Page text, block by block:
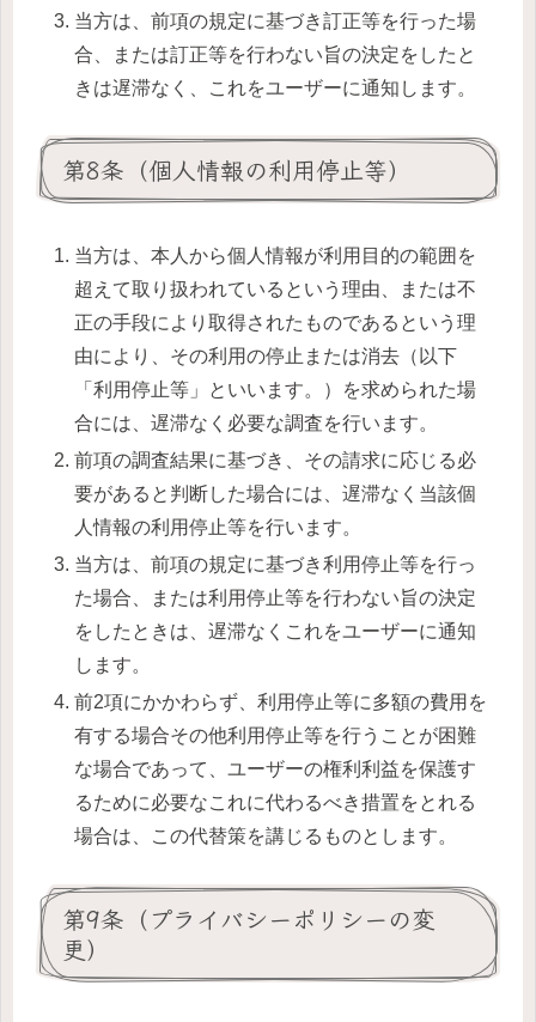
当方は、前項の規定に基づき訂正等を行った場
合、または訂正等を行わない旨の決定をしたと
きは遅滞なく、これをユーザーに通知します。
第8条（個人情報の利用停止等）
当方は、本人から個人情報が利用目的の範囲を
超えて取り扱われているという理由、または不
正の手段により取得されたものであるという理
由により、その利用の停止または消去（以下
「利用停止等」といいます。）を求められた場
合には、遅滞なく必要な調査を行います。
前項の調査結果に基づき、その請求に応じる必
要があると判断した場合には、遅滞なく当該個
人情報の利用停止等を行います。
当方は、前項の規定に基づき利用停止等を行っ
た場合、または利用停止等を行わない旨の決定
をしたときは、遅滞なくこれをユーザーに通知
します。
前2項にかかわらず、利用停止等に多額の費用を
有する場合その他利用停止等を行うことが困難
な場合であって、ユーザーの権利利益を保護す
るために必要なこれに代わるべき措置をとれる
場合は、この代替策を講じるものとします。
第9条（プライバシーポリシーの変
更）